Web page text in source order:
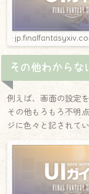
その他わから
例えば、画面の設定
その他もろもろ不明
ジに色々と記されて